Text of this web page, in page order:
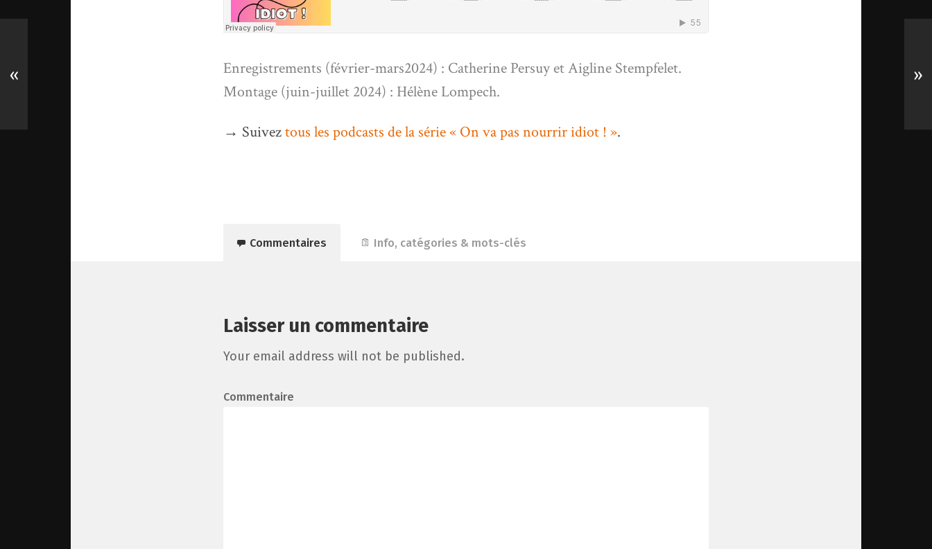
Enregistrements (février-mars2024) : Catherine Persuy et Aigline Stempfelet.
Montage (juin-juillet 2024) : Hélène Lompech.
→ Suiveztous les podcasts de la série « On va pas nourrir idiot ! ».
Commentaires Info, catégories & mots-clés
Laisser un commentaire
Your email address will not be published.
Commentaire
« »